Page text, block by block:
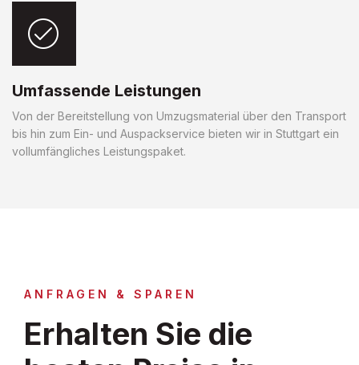
Umfassende Leistungen
Von der Bereitstellung von Umzugsmaterial über den Transport
bis hin zum Ein- und Auspackservice bieten wir in Stuttgart ein
vollumfängliches Leistungspaket.
ANFRAGEN & SPAREN
Erhalten Sie die